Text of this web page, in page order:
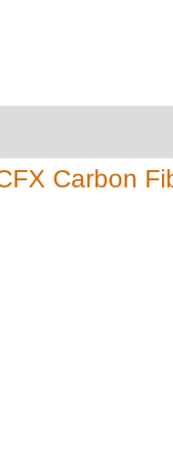
Carbon